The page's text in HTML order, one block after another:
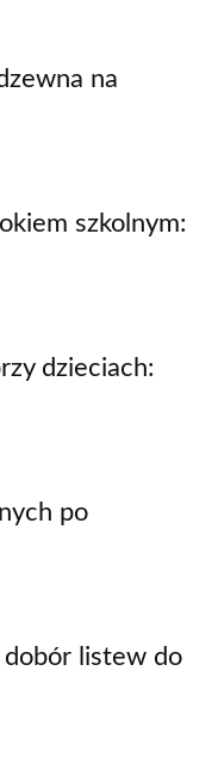
na
szkolnym:
dzieciach:
po
dobór listew do